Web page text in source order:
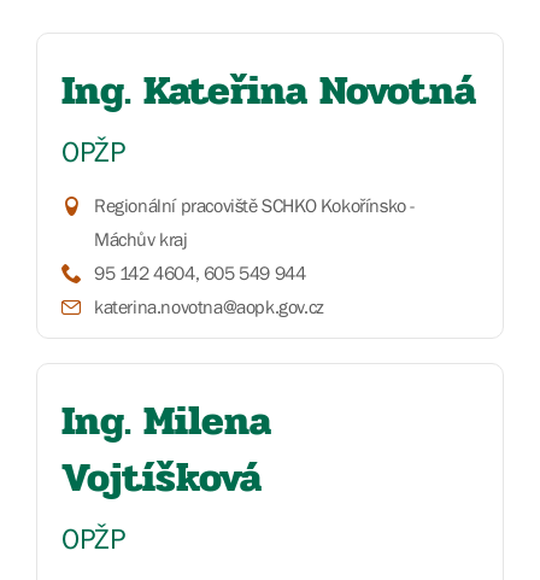
Ing. Kateřina Novotná
OPŽP
Regionální pracoviště SCHKO Kokořínsko -
Máchův kraj
95 142 4604, 605 549 944
katerina.novotna@aopk.gov.cz
Ing. Milena
Vojtíšková
OPŽP